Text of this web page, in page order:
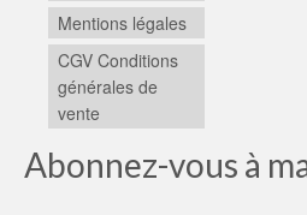
Mentions légales
CGV Conditions
générales de
vente
Abonnez-vous à